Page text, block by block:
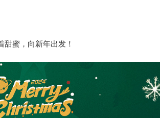
蜜，向新年出发！